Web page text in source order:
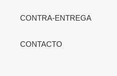
CONTRA-ENTREGA
CONTACTO